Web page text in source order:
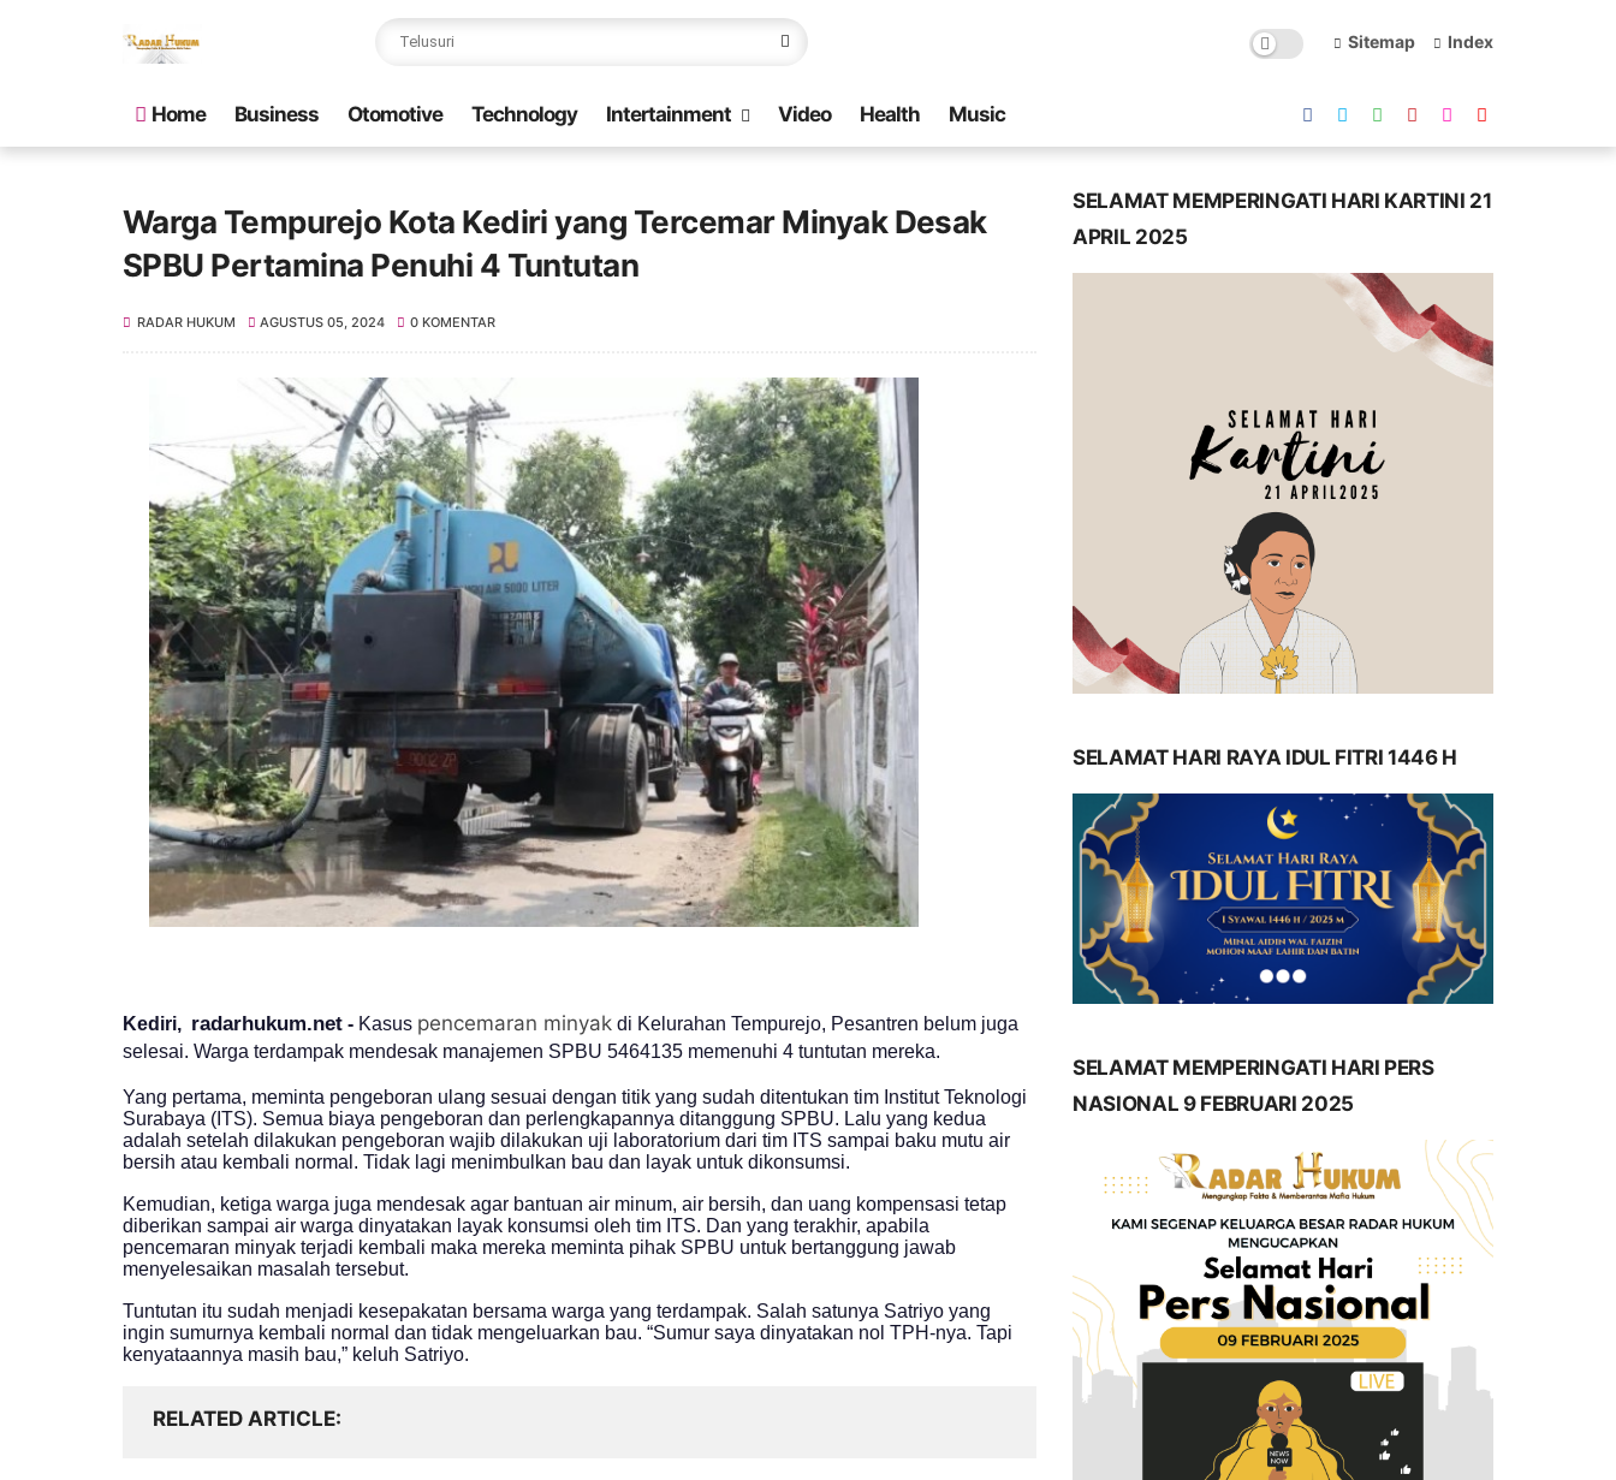
Sitemap Index
Home Business Otomotive Technology Intertainment Video Health Music
Warga Tempurejo Kota Kediri yang Tercemar Minyak Desak
SPBU Pertamina Penuhi 4 Tuntutan
RADAR HUKUM AGUSTUS 05, 2024 0 KOMENTAR
Kediri, radarhukum.net - Kasus pencemaran minyak di Kelurahan Tempurejo, Pesantren belum juga
selesai. Warga terdampak mendesak manajemen SPBU 5464135 memenuhi 4 tuntutan mereka.
Yang pertama, meminta pengeboran ulang sesuai dengan titik yang sudah ditentukan tim Institut Teknologi
Surabaya (ITS). Semua biaya pengeboran dan perlengkapannya ditanggung SPBU. Lalu yang kedua
adalah setelah dilakukan pengeboran wajib dilakukan uji laboratorium dari tim ITS sampai baku mutu air
bersih atau kembali normal. Tidak lagi menimbulkan bau dan layak untuk dikonsumsi.
Kemudian, ketiga warga juga mendesak agar bantuan air minum, air bersih, dan uang kompensasi tetap
diberikan sampai air warga dinyatakan layak konsumsi oleh tim ITS. Dan yang terakhir, apabila
pencemaran minyak terjadi kembali maka mereka meminta pihak SPBU untuk bertanggung jawab
menyelesaikan masalah tersebut.
Tuntutan itu sudah menjadi kesepakatan bersama warga yang terdampak. Salah satunya Satriyo yang
ingin sumurnya kembali normal dan tidak mengeluarkan bau. “Sumur saya dinyatakan nol TPH-nya. Tapi
kenyataannya masih bau,” keluh Satriyo.
RELATED ARTICLE
SELAMAT MEMPERINGATI HARI KARTINI 21
APRIL 2025
SELAMAT HARI RAYA IDUL FITRI 1446 H
SELAMAT MEMPERINGATI HARI PERS
NASIONAL 9 FEBRUARI 2025